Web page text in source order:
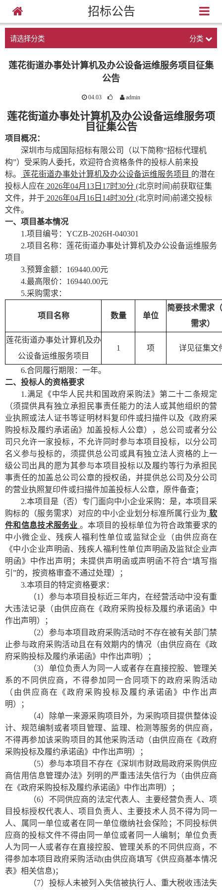
招标公告
请选择分类 分类
莲花街道办事处计算机及办公设备运维服务项目征集
公告
04.03 admin
莲花街道办事处计算机及办公设备运维服务项
目征集公告
项目概况：
深圳市与成国际招标有限公司（以下简称“招标代理机
构”）受采购人委托，欢迎符合资格条件的投标人前来投
标。
莲花街道办事处计算机及办公设备运维服务项目 的潜在
投标人应在 2026年04月13 日 17时30分 (北京时间)前获取征集
文件，并于 2026年04月16 日 14时30分 (北京时间)前递交投标
文件。
一、项目基本情况
1.项目编号：YCZB-2026H-040301
2.项目名称：莲花街道办事处计算机及办公设备运维服务
项目
3.预算金额： 169440.00元
4.最高限价： 169440.00元
5.采购需求：
项目名称 数量 单位
简要技术需求
需求）
莲花街道办事处计算机及办
公设备运维服务项目
1 项 详见征集文
6.合同履行期限： 一年。
二、投标人的资格要求
1.满足《中华人民共和国政府采购法》第二十二条规定
（须提供具有独立承担民事责任能力的法人或其他组织的营
业执照或法人证书等证明材料复印件或扫描件以及《政府采
购投标及履约承诺函》加盖投标人公章），总公司或者分公
司只允许一家投标，不允许同时参与本项目投标，以分公司
名义参与投标的，须提供总公司或具有独立法人资格的上一
级公司出具的愿为其参与本项目投标以及履约等行为承担民
事责任的加盖总公司公章的授权函，并提供总公司及分公司
的营业执照复印件或扫描件加盖投标人公章，原件备查；
2.本项目是（否）专门面向中小企业采购：是， 本项目采
购标的（服务需求）对应的中小企业划分标准所属行业为 软
件和信息技术服务业 。本项目的投标单位为符合政策要求的
中小微企业、残疾人福利性单位或监狱企业（由供应商在
《中小企业声明函、残疾人福利性单位声明函及监狱企业声
明函》中作出声明；未提供声明函或声明函不符合“填写指
引”的，按资格审查不通过处理）
；
3.本项目的特定资格要求：
（1）参与本项目投标近三年内，在经营活动中没有重
大违法记录 （由供应商在《政府采购投标及履约承诺函》中
作出声明）；
（2）参与本项目政府采购活动时不存在被有关部门禁
止参与政府采购活动且在有效期内的情况 （由供应商在《政
府采购投标及履约承诺函》中作出声明）；
（3）单位负责人为同一人或者存在直接控股、管理关
系的不同供应商，不得参加同一合同项下的政府采购活动
（由供应商在《政府采购投标及履约承诺函》中作出声
明）；
（4）除单一来源采购项目外，为采购项目提供整体设
计、规范编制或者项目管理、监理、检测等服务的供应商，
不得再参加该采购项目的其他采购活动 （由供应商在《政府
采购投标及履约承诺函》中作出声明）；
（5）参与本项目不存在《深圳市财政局政府采购供应
商信用信息管理办法》列明的严重违法失信行为 （由供应商
在《政府采购投标及履约承诺函》中作出声明）；
（6）不同供应商的法定代表人、主要经营负责人、项
目投标授权代表人、项目负责人、主要技术人员不得为同一
人、属同一单位或者在同一单位缴纳社会保险；不同投标供
应商的投标文件不得由同一单位或者同一人编制；单位负责
人为同一人或者存在直接控股、管理关系的不同供应商，不
得参加本项目政府采购活动(由供应商填写《供应商基本情况
表》相关信息)；
（7）投标人未被列入失信被执行人、重大税收违法失